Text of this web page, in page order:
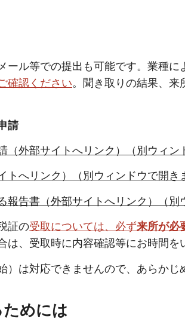
ール等での提出も可能です。業種
確認ください。聞き取りの結果、来
請
（外部サイトへリンク）（別ウィン
トへリンク）（別ウィンドウで開き
報告書（外部サイトへリンク）（別
証の受取については、必ず来所が必
は、受取時に内容確認等にお時間を
は対応できませんので、あらかじ
めには